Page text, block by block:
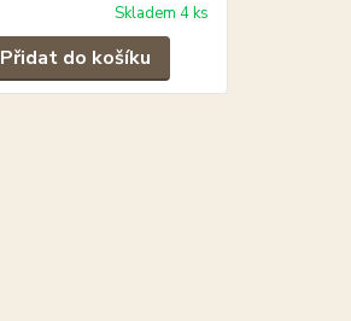
Skladem 4 ks
Přidat do košíku